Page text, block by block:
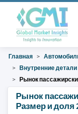
Главная
Внутренние детали
Рынок
Рынок
Размер и доля